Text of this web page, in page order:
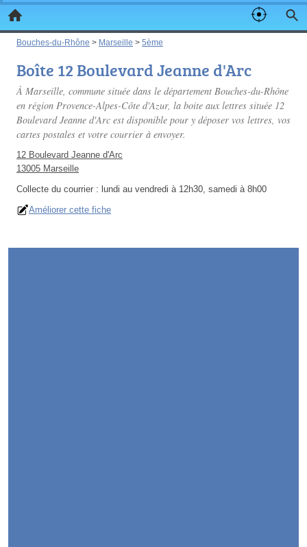
Bouches-du-Rhône > Marseille > 5ème
Boîte 12 Boulevard Jeanne d'Arc
À Marseille, commune située dans le département Bouches-du-Rhône
en région Provence-Alpes-Côte d'Azur, la boite aux lettres située 12
Boulevard Jeanne d'Arc est disponible pour y déposer vos lettres, vos
cartes postales et votre courrier à envoyer.
12 Boulevard Jeanne d'Arc
13005 Marseille
Collecte du courrier : lundi au vendredi à 12h30, samedi à 8h00
Améliorer cette fiche